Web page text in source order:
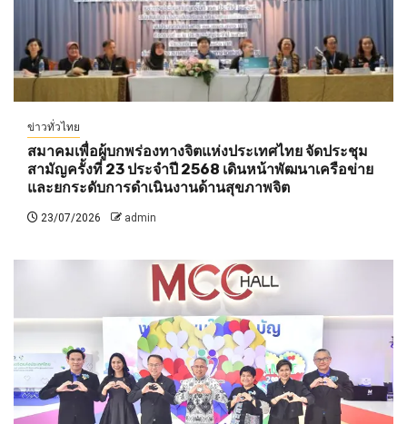
ข่าวทั่วไทย
สมาคมเพื่อผู้บกพร่องทางจิตแห่งประเทศไทย จัดประชุม
สามัญครั้งที่ 23 ประจำปี 2568 เดินหน้าพัฒนาเครือข่าย
และยกระดับการดำเนินงานด้านสุขภาพจิต
23/07/2026 admin